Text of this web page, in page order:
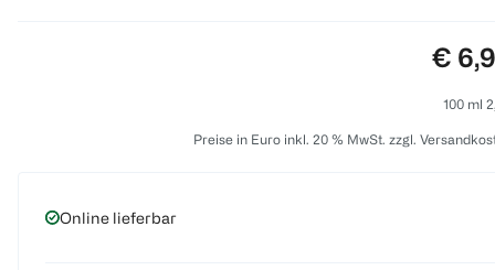
€
100 ml
Preise in Euro inkl. 20 % MwSt. zzgl.
Online lieferbar